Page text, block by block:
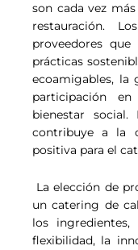
son cada vez
restauración.
proveedores
prácticas
ecoamigables, la
participación
bienestar
contribuye a la
positiva para el
La elección de
un catering de
los
flexibilidad, la